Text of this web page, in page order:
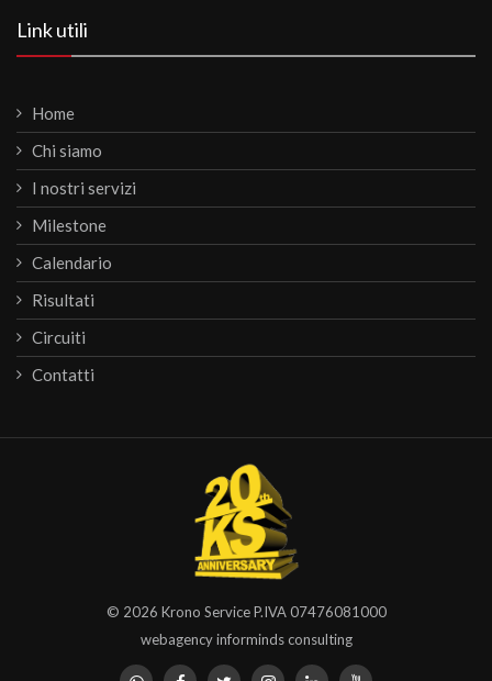
Link utili
Home
Chi siamo
I nostri servizi
Milestone
Calendario
Risultati
Circuiti
Contatti
© 2026 Krono ServiceP.IVA 07476081000
webagency informinds consulting